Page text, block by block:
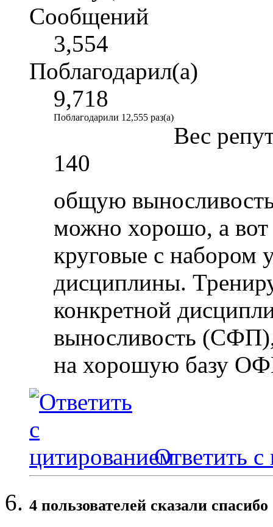
Сообщений
3,554
Поблагодарил(а)
9,718
Поблагодарили 12,555 раз(а)
Вес
140
общую
можно хорошо, а вот
круговые с набором
дисциплины.
конкретной
выносливость
на хорошую базу
Ответить с
4 пользователей сказали